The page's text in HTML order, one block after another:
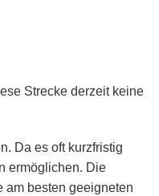
Strecke derzeit keine
Da es oft kurzfristig
ermöglichen. Die
am besten geeigneten